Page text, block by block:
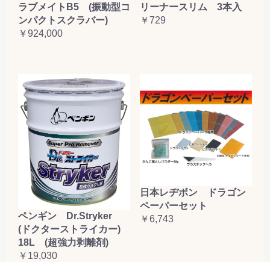
ラブメイトB5 (振動型コ
ンパクトスクラバー)
￥924,000
リーナースリム 3本入
￥729
ペンギン Dr.Stryker
(ドクターストライカー)
18L (超強力剥離剤)
￥19,030
日本レヂボン ドラゴン
ペーパーセット
￥6,743